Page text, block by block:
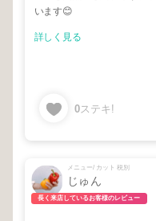
います😊
詳しく見る
0ステキ!
メニュー/ カット 税別
じゅん
長く来店しているお客様のレビュー